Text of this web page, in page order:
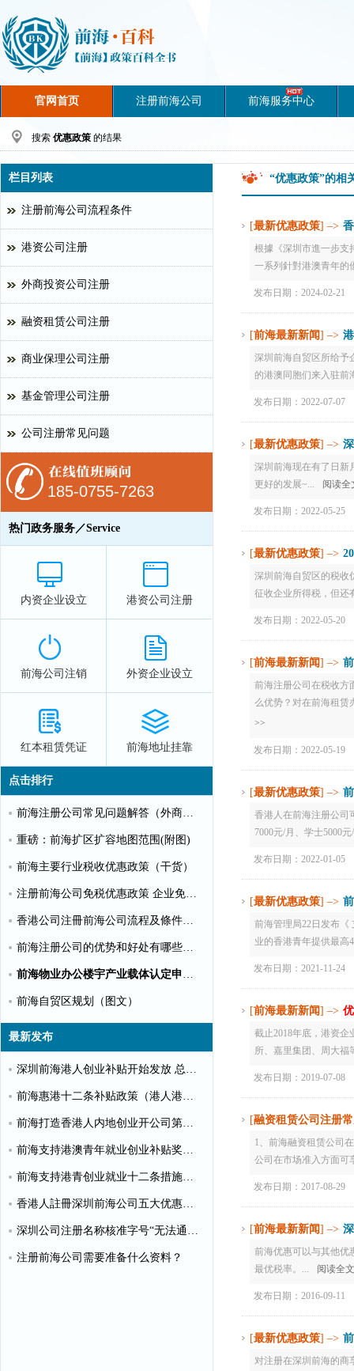
官网首页 注册前海公司 前海服务中心
搜索 优惠政策 的结果
“优惠政策”的相
[最新优惠政策] –>
根據《深圳市進一步支
一系列針對港澳青年的
发布日期：2024-02-21
[前海最新新闻] –>
深圳前海自贸区所给予
的港澳同胞们来入驻前
发布日期：2022-07-07
[最新优惠政策] –>
深圳前海现在有了日新
更好的发展~...
阅读全
发布日期：2022-05-25
[最新优惠政策] –>
深圳前海自贸区的税收
征收企业所得税，但还
发布日期：2022-05-20
[前海最新新闻] –>
前海注册公司在税收方
么优势？对在前海租赁
>>
发布日期：2022-05-19
[最新优惠政策] –>
香港人在前海注册公司
7000元/月、学士5000
发布日期：2022-01-05
[最新优惠政策] –>
前海管理局22日发布《
业的香港青年提供最高
发布日期：2021-11-24
[前海最新新闻] –>
截止2018年底，港资
所、嘉里集团、周大福
发布日期：2019-07-08
[融资租赁公司注册
1、前海融资租赁公司
公司在市场准入方面可
发布日期：2017-08-29
[前海最新新闻] –>
前海优惠可以与其他优
最优税率。...
阅读全
发布日期：2016-09-11
[最新优惠政策] –>
对注册在深圳前海的商
栏目列表
注册前海公司流程条件
港资公司注册
外商投资公司注册
融资租赁公司注册
商业保理公司注册
基金管理公司注册
公司注册常见问题
185-0755-7263
热门政务服务／Service
内资企业设立 港资公司注册
前海公司注销 外资企业设立
红本租赁凭证 前海地址挂靠
点击排行
前海注册公司常见问题解答（外商投资）
重磅：前海扩区扩容地图范围(附图)
前海主要行业税收优惠政策（干货）
注册前海公司免税优惠政策 企业免税10%个人可全免
香港公司注冊前海公司流程及條件【圖文】
前海注册公司的优势和好处有哪些？（推荐）
前海物业办公楼宇产业载体认定申请指南（第一批）
前海自贸区规划（图文）
最新发布
深圳前海港人创业补贴开始发放 总额超千万
前海惠港十二条补贴政策（港人港企补贴政策）
前海打造香港人内地创业开公司第一站
前海支持港澳青年就业创业补贴奖励申请办理清单
前海支持港青创业就业十二条措施（惠港政策原文）
香港人註冊深圳前海公司五大优惠政策
深圳公司注册名称核准字号“无法通过”怎么办？
注册前海公司需要准备什么资料？